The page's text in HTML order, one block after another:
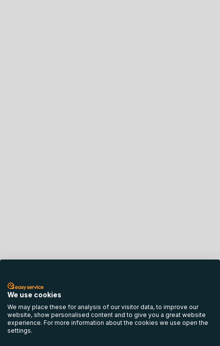
We use cookies
We may place these for analysis of our visitor data, to improve our
website, show personalised content and to give you a great website
experience. For more information about the cookies we use open the
settings.